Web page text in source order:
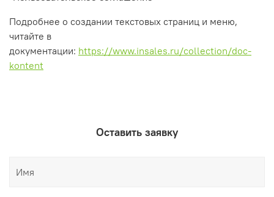
Подробнее о создании текстовых страниц и меню,
читайте в
документации: https://www.insales.ru/collection/doc-
kontent
Оставить заявку